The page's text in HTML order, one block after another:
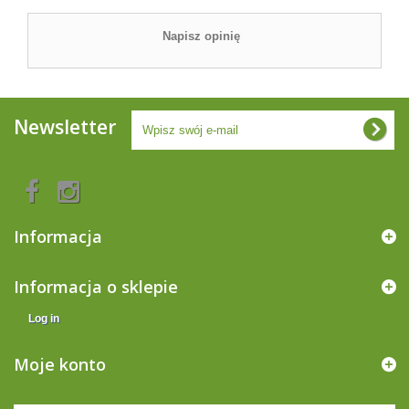
Napisz opinię
Newsletter
Informacja
Informacja o sklepie
Log in
Moje konto